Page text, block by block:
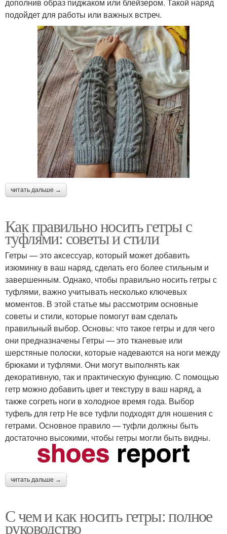
подойдет для работы или важных встреч.
читать дальше →
Как правильно носить гетры с
туфлями: советы и стили
Гетры — это аксессуар, который может добавить
изюминку в ваш наряд, сделать его более стильным и
завершенным. Однако, чтобы правильно носить гетры с
туфлями, важно учитывать несколько ключевых
моментов. В этой статье мы рассмотрим основные
советы и стили, которые помогут вам сделать
правильный выбор. Основы: что такое гетры и для чего
они предназначены Гетры — это тканевые или
шерстяные полоски, которые надеваются на ноги между
брюками и туфлями. Они могут выполнять как
декоративную, так и практическую функцию. С помощью
гетр можно добавить цвет и текстуру в ваш наряд, а
также согреть ноги в холодное время года. Выбор
туфель для гетр Не все туфли подходят для ношения с
гетрами. Основное правило — туфли должны быть
достаточно высокими, чтобы гетры могли быть видны.
читать дальше →
С чем и как носить гетры: полное
руководство